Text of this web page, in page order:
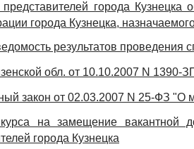
города Кузнецка
города Кузнецка,
результатов проведения
обл. от 10.10.2007 N 1390-
закон от 02.03.2007 N 25-ФЗ "О
на замещение вакантной
города Кузнецка